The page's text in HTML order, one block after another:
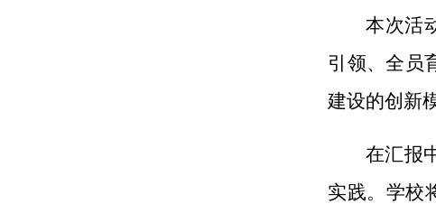
本次活
引领、全员
建设的创新
在汇报
实践。学校